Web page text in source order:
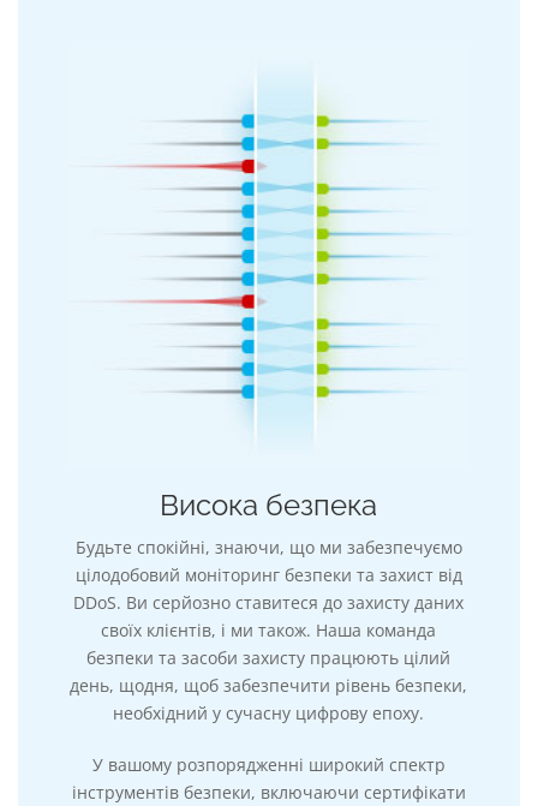
Висока безпека
Будьте спокійні, знаючи, що ми забезпечуємо
цілодобовий моніторинг безпеки та захист від
DDoS. Ви серйозно ставитеся до захисту даних
своїх клієнтів, і ми також. Наша команда
безпеки та засоби захисту працюють цілий
день, щодня, щоб забезпечити рівень безпеки,
необхідний у сучасну цифрову епоху.
У вашому розпорядженні широкий спектр
інструментів безпеки, включаючи сертифікати